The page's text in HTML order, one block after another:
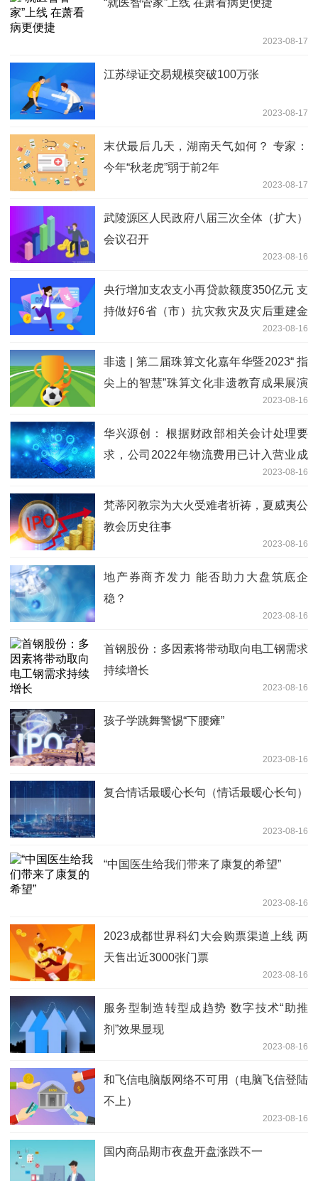
2023-08-17
江苏绿证交易规模突破100万张
2023-08-17
末伏最后几天，湖南天气如何？ 专家：
今年“秋老虎”弱于前2年
2023-08-17
武陵源区人民政府八届三次全体（扩大）
会议召开
2023-08-16
央行增加支农支小再贷款额度350亿元 支
持做好6省（市）抗灾救灾及灾后重建金
2023-08-16
非遗 | 第二届珠算文化嘉年华暨2023“ 指
尖上的智慧”珠算文化非遗教育成果展演
2023-08-16
华兴源创： 根据财政部相关会计处理要
求，公司2022年物流费用已计入营业成
2023-08-16
梵蒂冈教宗为大火受难者祈祷，夏威夷公
教会历史往事
2023-08-16
地产券商齐发力 能否助力大盘筑底企
稳？
2023-08-16
首钢股份：多因素将带动取向电工钢需求
持续增长
2023-08-16
孩子学跳舞警惕“下腰瘫”
2023-08-16
复合情话最暖心长句（情话最暖心长句）
2023-08-16
“中国医生给我们带来了康复的希望”
2023-08-16
2023成都世界科幻大会购票渠道上线 两
天售出近3000张门票
2023-08-16
服务型制造转型成趋势 数字技术“助推
剂”效果显现
2023-08-16
和飞信电脑版网络不可用（电脑飞信登陆
不上）
2023-08-16
国内商品期市夜盘开盘涨跌不一